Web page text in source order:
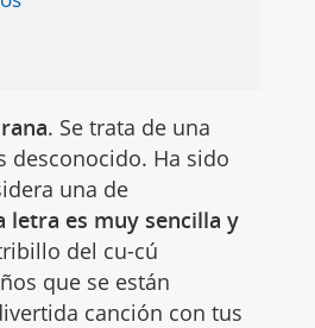
. Se trata de una
desconocido. Ha sido
una de
letra es muy sencilla y
del cu-cú
que se están
canción con tus